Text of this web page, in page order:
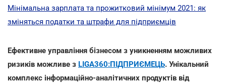
Мінімальна зарплата та прожитковий мінімум 2021: як
зміняться податки та штрафи для підприємців
Ефективне управління бізнесом з уникненням можливих
ризиків можливе з LIGA360:ПІДПРИЄМЕЦЬ. Унікальний
комплекс інформаційно-аналітичних продуктів від